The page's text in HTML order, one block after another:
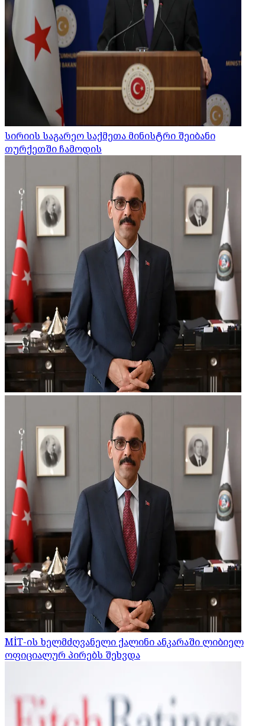
სირიის საგარეო საქმეთა მინისტრი შეიბანი
თურქეთში ჩამოდის
MİT-ის ხელმძღვანელი ქალინი ანკარაში ლიბიელ
ოფიციალურ პირებს შეხვდა